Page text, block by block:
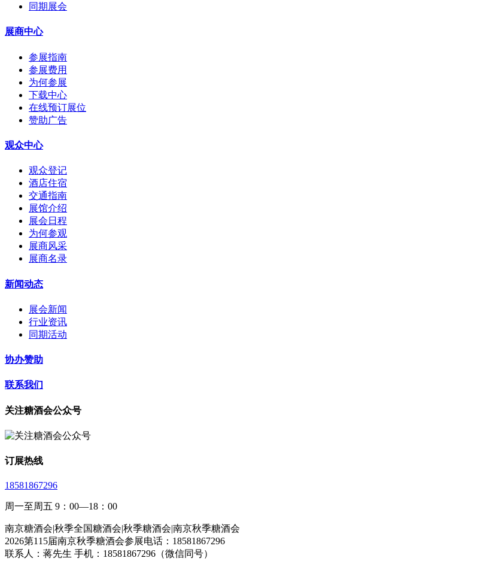
同期展会
展商中心
参展指南
参展费用
为何参展
下载中心
在线预订展位
赞助广告
观众中心
观众登记
酒店住宿
交通指南
展馆介绍
展会日程
为何参观
展商风采
展商名录
新闻动态
展会新闻
行业资讯
同期活动
协办赞助
联系我们
关注糖酒会公众号
订展热线
18581867296
周一至周五 9：00—18：00
南京糖酒会|秋季全国糖酒会|秋季糖酒会|南京秋季糖酒会
2026第115届南京秋季糖酒会参展电话：18581867296
联系人：蒋先生 手机：18581867296（微信同号）